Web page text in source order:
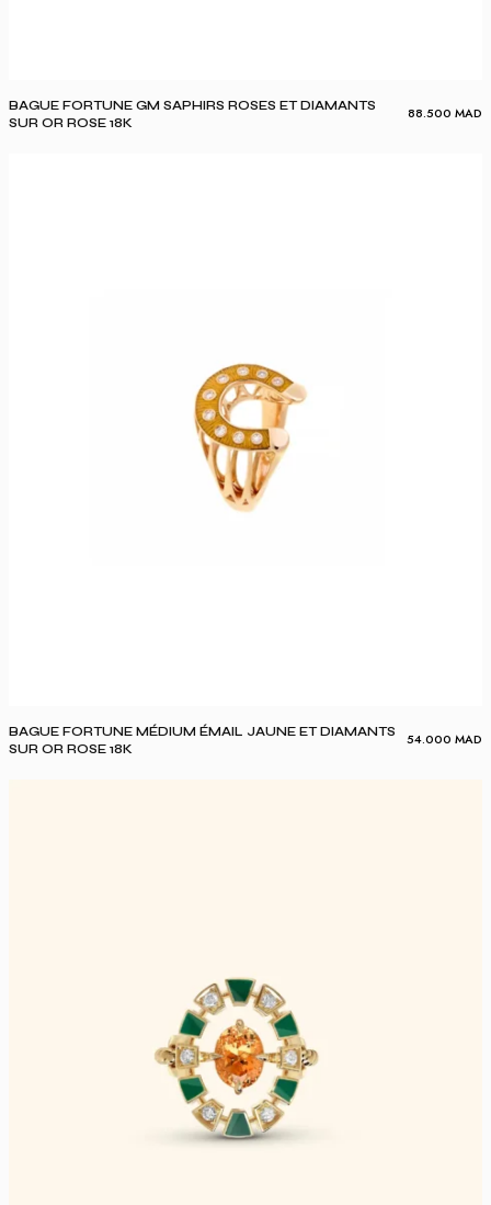
BAGUE FORTUNE GM SAPHIRS ROSES ET DIAMANTS
SUR OR ROSE 18K
88.500 MAD
BAGUE FORTUNE MÉDIUM ÉMAIL JAUNE ET DIAMANTS
SUR OR ROSE 18K
54.000 MAD